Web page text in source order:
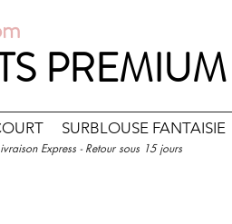
PREMIUM
SURBLOUSE FANTAISIE
Express - Retour sous 15 jours